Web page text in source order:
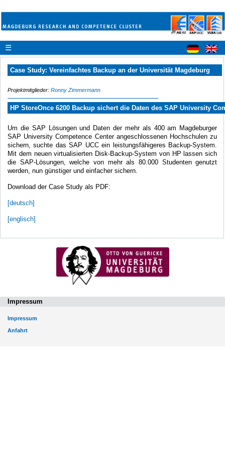
☰
Case Study: Vereinfachtes Backup an der Universität Magdeburg
Projektmitglieder: Ronny Zimmermann
HP StoreOnce 6200 Backup sichert die Daten des SAP University
Um die SAP Lösungen und Daten der mehr als 400 am Magdeburger
SAP University Competence Center angeschlossenen Hochschulen zu
sichern, suchte das SAP UCC ein leistungsfähigeres Backup-System.
Mit dem neuen virtualisierten Disk-Backup-System von HP lassen sich
die SAP-Lösungen, welche von mehr als 80.000 Studenten genutzt
werden, nun günstiger und einfacher sichern.
Download der Case Study als PDF:
[deutsch]
[englisch]
Impressum
Impressum
Anfahrt